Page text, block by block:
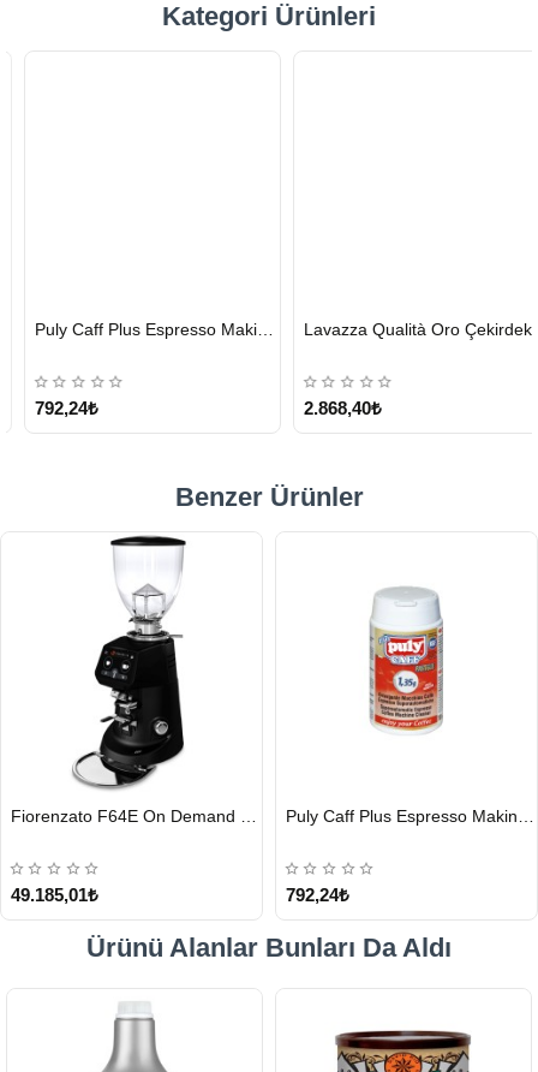
Kategori Ürünleri
GÖNDERİ
Puly Caff Plus Espresso Makinesi Temizleyici Tablet 100 x 1.35 G
792,24₺
GÖNDERİ
Lavazza Qualità Oro Çekirdek Kahve 1 KG x 2
2.868,40₺
Benzer Ürünler
GÖNDERİ
49.185,01₺
GÖNDERİ
792,24₺
Ürünü Alanlar Bunları Da Aldı